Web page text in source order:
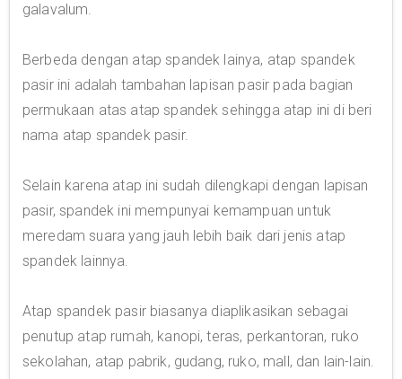
galavalum.
Berbeda dengan atap spandek lainya, atap spandek
pasir ini adalah tambahan lapisan pasir pada bagian
permukaan atas atap spandek sehingga atap ini di beri
nama atap spandek pasir.
Selain karena atap ini sudah dilengkapi dengan lapisan
pasir, spandek ini mempunyai kemampuan untuk
meredam suara yang jauh lebih baik dari jenis atap
spandek lainnya.
Atap spandek pasir biasanya diaplikasikan sebagai
penutup atap rumah, kanopi, teras, perkantoran, ruko
sekolahan, atap pabrik, gudang, ruko, mall, dan lain-lain.